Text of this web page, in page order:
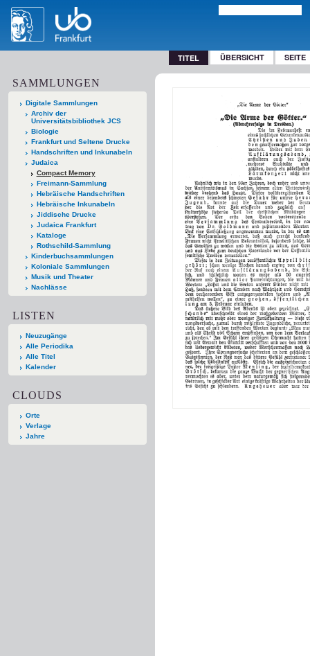
TITEL ÜBERSICHT SEITE
SAMMLUNGEN
Digitale Sammlungen
Archiv der
Universitätsbibliothek JCS
Biologie
Frankfurt und Seltene Drucke
Handschriften und Inkunabeln
Judaica
Compact Memory
Freimann-Sammlung
Hebräische Handschriften
Hebräische Inkunabeln
Jiddische Drucke
Judaica Frankfurt
Kataloge
Rothschild-Sammlung
Kinderbuchsammlungen
Koloniale Sammlungen
Musik und Theater
Nachlässe
LISTEN
Neuzugänge
Alle Periodika
Alle Titel
Kalender
CLOUDS
Orte
Verlage
Jahre